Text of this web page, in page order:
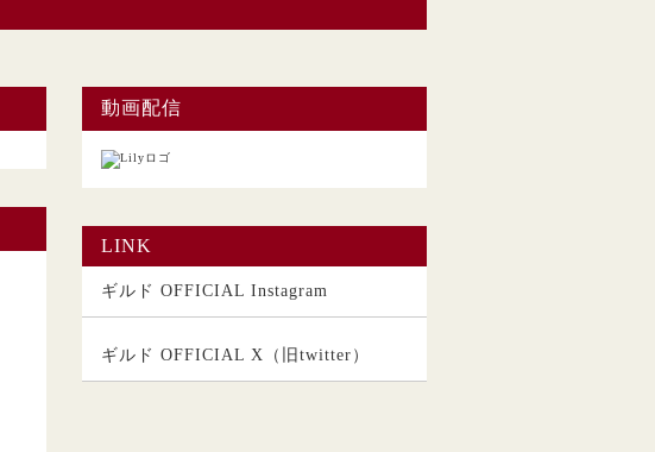
ください。
動画配信
LINK
ギルド OFFICIAL Instagram
ギルド OFFICIAL X（旧twitter）